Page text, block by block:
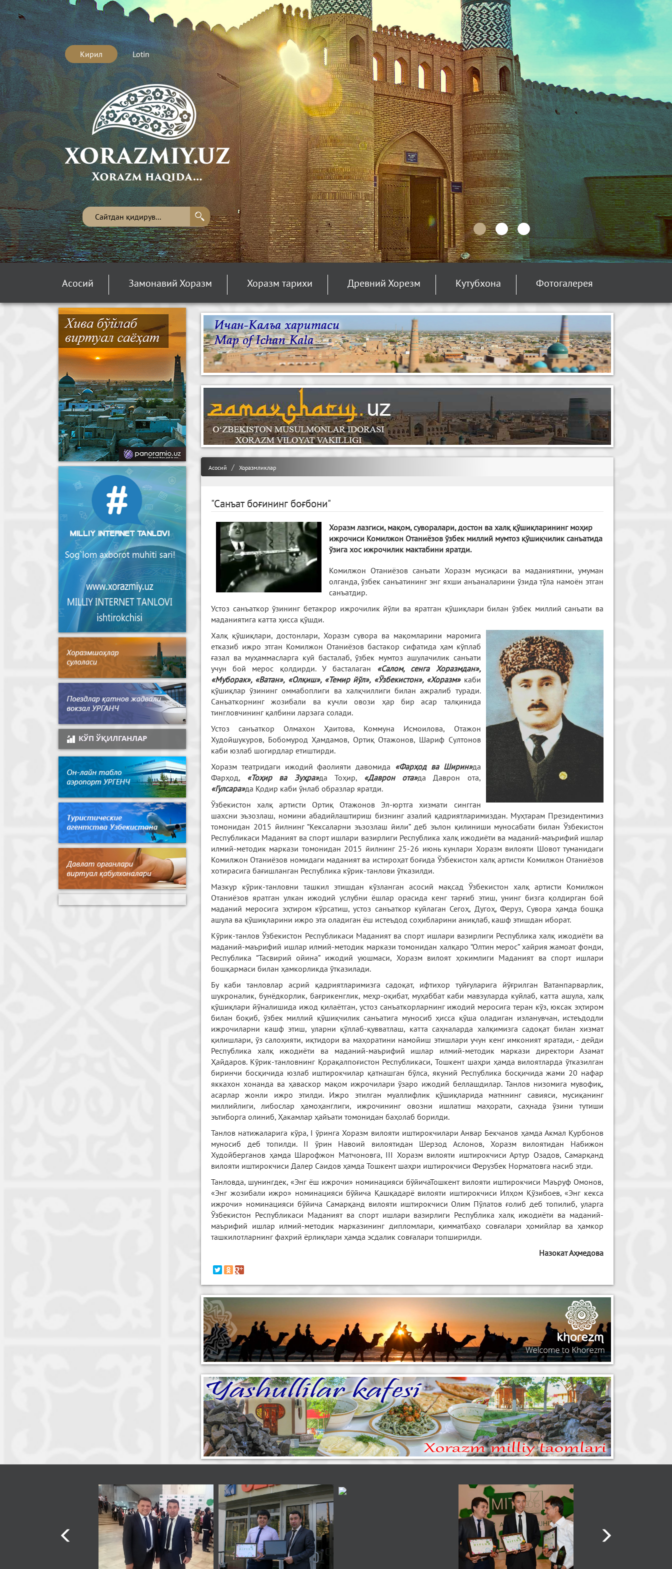
Кирил Lotin
Асосий Замонавий Хоразм Хоразм тарихи Древний Хорезм Кутубхона Фотогалерея
Асосий Хоразмликлар
"Санъат боғининг боғбони"
Хоразм лазгиси, мақом, суворалари, достон ва халқ қўшиқларининг моҳир
ижрочиси Комилжон Отаниёзов ўзбек миллий мумтоз қўшиқчилик санъатида
ўзига хос ижрочилик мактабини яратди.
Комилжон Отаниёзов санъати Хоразм мусиқаси ва маданиятини, умуман
олганда, ўзбек санъатининг энг яхши анъаналарини ўзида тўла намоён этган
санъатдир.
Устоз санъаткор ўзининг бетакрор ижрочилик йўли ва яратган қўшиқлари билан ўзбек миллий санъати ва
маданиятига катта ҳисса қўшди.
Халқ қўшиқлари, достонлари, Хоразм сувора ва мақомларини маромига
етказиб ижро этган Комилжон Отаниёзов бастакор сифатида ҳам кўплаб
ғазал ва муҳаммасларга куй басталаб, ўзбек мумтоз ашулачилик санъати
учун бой мерос қолдирди. У басталаган «Салом, сенга Хоразмдан»,
«Муборак», «Ватан», «Олқиш», «Темир йўл», «Ўзбекистон», «Хоразм»каби
қўшиқлар ўзининг оммабоплиги ва халқчиллиги билан ажралиб туради.
Санъаткорнинг жозибали ва кучли овози ҳар бир асар талқинида
тингловчининг қалбини ларзага солади.
Устоз санъаткор Олмахон Ҳаитова, Коммуна Исмоилова, Отажон
Худойшукуров, Бобомурод Ҳамдамов, Ортиқ Отажонов, Шариф Султонов
каби юзлаб шогирдлар етиштирди.
Хоразм театридаги ижодий фаолияти давомида «Фарҳод ва Ширин»да
Фарҳод, «Тоҳир ва Зуҳра»да Тоҳир, «Даврон ота»да Даврон ота,
«Гулсара»да Қодир каби ўнлаб образлар яратди.
Ўзбекистон халқ артисти Ортиқ Отажонов Эл-юртга хизмати сингган
шахсни эъзозлаш, номини абадийлаштириш бизнинг азалий қадриятларимиздан. Муҳтарам Президентимиз
томонидан 2015 йилнинг “Кексаларни эъзозлаш йили” деб эълон қилиниши муносабати билан Ўзбекистон
Республикаси Маданият ва спорт ишлари вазирлиги Республика халқ ижодиёти ва маданий-маърифий ишлар
илмий-методик маркази томонидан 2015 йилнинг 25-26 июнь кунлари Хоразм вилояти Шовот туманидаги
Комилжон Отаниёзов номидаги маданият ва истироҳат боғида Ўзбекистон халқ артисти Комилжон Отаниёзов
хотирасига бағишланган Республика кўрик-танлови ўтказилди.
Мазкур кўрик-танловни ташкил этишдан кўзланган асосий мақсад Ўзбекистон халқ артисти Комилжон
Отаниёзов яратган улкан ижодий услубни ёшлар орасида кенг тарғиб этиш, унинг бизга қолдирган бой
маданий меросига эҳтиром кўрсатиш, устоз санъаткор куйлаган Сегоҳ, Дугоҳ, Феруз, Сувора ҳамда бошқа
ашула ва қўшиқларини ижро эта оладиган ёш истеъдод соҳибларини аниқлаб, кашф этишдан иборат.
Кўрик-танлов Ўзбекистон Республикаси Маданият ва спорт ишлари вазирлиги Республика халқ ижодиёти ва
маданий-маърифий ишлар илмий-методик маркази томонидан халқаро “Олтин мерос” хайрия жамоат фонди,
Республика “Тасвирий ойина” ижодий уюшмаси, Хоразм вилоят ҳокимлиги Маданият ва спорт ишлари
бошқармаси билан ҳамкорликда ўтказилади.
Бу каби танловлар асрий қадриятларимизга садоқат, ифтихор туйғуларига йўғрилган Ватанпарварлик,
шукроналик, бунёдкорлик, бағрикенглик, меҳр-оқибат, муҳаббат каби мавзуларда куйлаб, катта ашула, халқ
қўшиқлари йўналишида ижод қилаётган, устоз санъаткорларнинг ижодий меросига теран кўз, юксак эҳтиром
билан боқиб, ўзбек миллий қўшиқчилик санъатига муносиб ҳисса қўша оладиган изланувчан, истеъдодли
ижрочиларни кашф этиш, уларни қўллаб-қувватлаш, катта саҳналарда халқимизга садоқат билан хизмат
қилишлари, ўз салоҳияти, иқтидори ва маҳоратини намойиш этишлари учун кенг имконият яратади, - дейди
Республика халқ ижодиёти ва маданий-маърифий ишлар илмий-методик маркази директори Азамат
Ҳайдаров. Кўрик-танловнинг Қорақалпоғистон Республикаси, Тошкент шаҳри ҳамда вилоятларда ўтказилган
биринчи босқичида юзлаб иштирокчилар қатнашган бўлса, якуний Республика босқичида жами 20 нафар
яккахон хонанда ва ҳаваскор мақом ижрочилари ўзаро ижодий беллашдилар. Танлов низомига мувофиқ,
асарлар жонли ижро этилди. Ижро этилган муаллифлик қўшиқларида матннинг савияси, мусиқанинг
миллийлиги, либослар ҳамоҳанглиги, ижрочининг овозни ишлатиш маҳорати, саҳнада ўзини тутиши
эътиборга олиниб, Ҳакамлар ҳайъати томонидан баҳолаб борилди.
Танлов натижаларига кўра, I ўринга Хоразм вилояти иштирокчилари Анвар Бекчанов ҳамда Акмал Қурбонов
муносиб деб топилди. II ўрин Навоий вилоятидан Шерзод Аслонов, Хоразм вилоятидан Набижон
Худойберганов ҳамда Шарофжон Матчоновга, III Хоразм вилояти иштирокчиси Артур Озадов, Самарқанд
вилояти иштирокчиси Далер Саидов ҳамда Тошкент шаҳри иштирокчиси Ферузбек Норматовга насиб этди.
Танловда, шунингдек, «Энг ёш ижрочи» номинацияси бўйичаТошкент вилояти иштирокчиси Маъруф Омонов,
«Энг жозибали ижро» номинацияси бўйича Қашқадарё вилояти иштирокчиси Илҳом Қўзибоев, «Энг кекса
ижрочи» номинацияси бўйича Самарқанд вилояти иштирокчиси Олим Пўлатов ғолиб деб топилиб, уларга
Ўзбекистон Республикаси Маданият ва спорт ишлари вазирлиги Республика халқ ижодиёти ва маданий-
маърифий ишлар илмий-методик марказининг дипломлари, қимматбаҳо совғалари ҳомийлар ва ҳамкор
ташкилотларнинг фахрий ёрлиқлари ҳамда эсдалик совғалари топширилди.
Назокат Аҳмедова
КЎП ЎҚИЛГАНЛАР